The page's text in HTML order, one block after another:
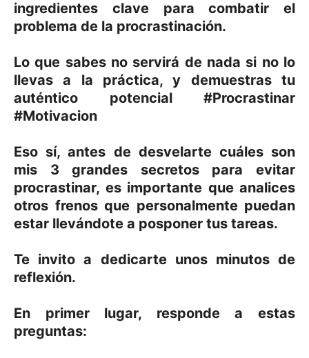
ingredientes clave para combatir el
problema de la procrastinación.
Lo que sabes no servirá de nada si no lo
llevas a la práctica, y demuestras tu
auténtico potencial #Procrastinar
#Motivacion
Eso sí, antes de desvelarte cuáles son
mis 3 grandes secretos para evitar
procrastinar, es importante que analices
otros frenos que personalmente puedan
estar llevándote a posponer tus tareas.
Te invito a dedicarte unos minutos de
reflexión.
En primer lugar, responde a estas
preguntas: